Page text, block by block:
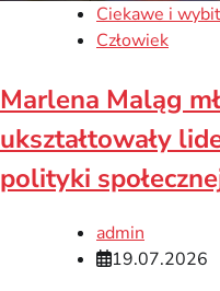
Ciekawe i
Człowiek
Marlena Maląg
ukształtowały
polityki
admin
19.07.2026